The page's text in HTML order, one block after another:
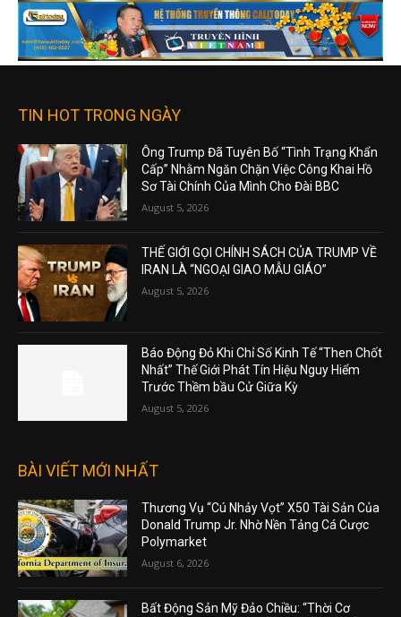
TIN HOT TRONG NGÀY
Ông Trump Đã Tuyên Bố “Tình Trạng Khẩn
Cấp” Nhằm Ngăn Chặn Việc Công Khai Hồ
Sơ Tài Chính Của Mình Cho Đài BBC
August 5, 2026
THẾ GIỚI GỌI CHÍNH SÁCH CỦA TRUMP VỀ
IRAN LÀ “NGOẠI GIAO MẪU GIÁO”
August 5, 2026
Báo Động Đỏ Khi Chỉ Số Kinh Tế “Then Chốt
Nhất” Thế Giới Phát Tín Hiệu Nguy Hiểm
Trước Thềm bầu Cử Giữa Kỳ
August 5, 2026
BÀI VIẾT MỚI NHẤT
Thương Vụ “Cú Nhảy Vọt” X50 Tài Sản Của
Donald Trump Jr. Nhờ Nền Tảng Cá Cược
Polymarket
August 6, 2026
Bất Động Sản Mỹ Đảo Chiều: “Thời Cơ